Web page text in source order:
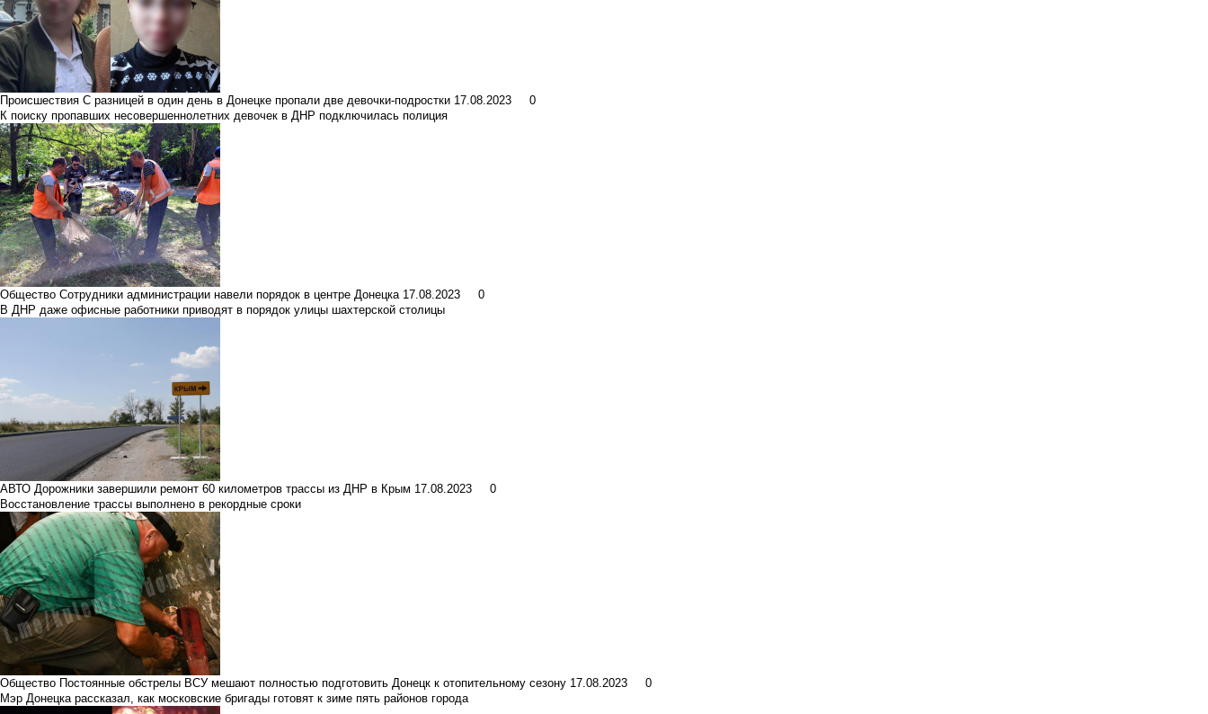
Происшествия С разницей в один день в Донецке пропали две девочки-подростки 17.08.2023
0
К поиску пропавших несовершеннолетних девочек в ДНР подключилась полиция
Общество Сотрудники администрации навели порядок в центре Донецка 17.08.2023
0
В ДНР даже офисные работники приводят в порядок улицы шахтерской столицы
АВТО Дорожники завершили ремонт 60 километров трассы из ДНР в Крым 17.08.2023
0
Восстановление трассы выполнено в рекордные сроки
Общество Постоянные обстрелы ВСУ мешают полностью подготовить Донецк к отопительному сезону 17.08.2023
0
Мэр Донецка рассказал, как московские бригады готовят к зиме пять районов города